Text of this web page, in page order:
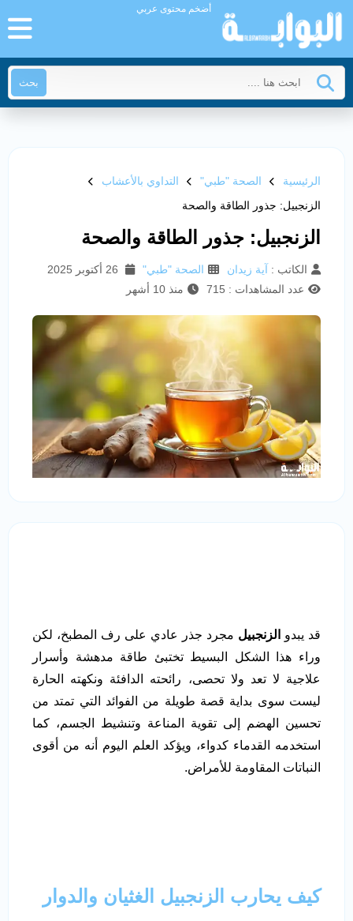
أضخم محتوى عربي
بحث
الرئيسية الصحة "طبي"
التداوي بالأعشاب
الزنجبيل: جذور الطاقة والصحة
الزنجبيل: جذور الطاقة والصحة
الكاتب : آية زيدان الصحة "طبي"
عدد المشاهدات : 715
منذ 10 أشهر
قد يبدو الزنجبيل مجرد جذر عادي على رف المطبخ، لكن
وراء هذا الشكل البسيط تختبئ طاقة مدهشة وأسرار
علاجية لا تعد ولا تحصى، رائحته الدافئة ونكهته الحارة
ليست سوى بداية قصة طويلة من الفوائد التي تمتد من
تحسين الهضم إلى تقوية المناعة وتنشيط الجسم، كما
استخدمه القدماء كدواء، ويؤكد العلم اليوم أنه من أقوى
النباتات المقاومة للأمراض.
كيف يحارب الزنجبيل الغثيان والدوار